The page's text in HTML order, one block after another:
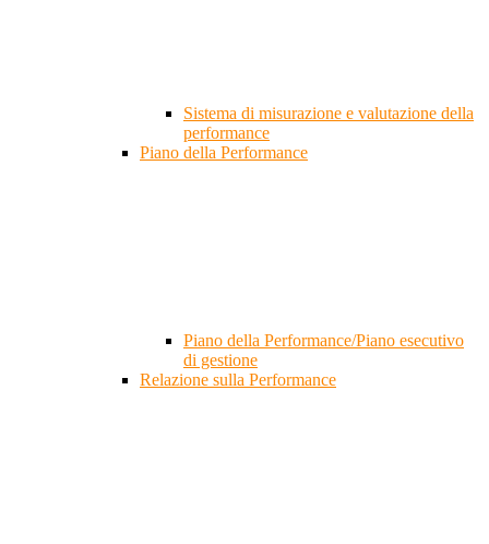
Sistema di misurazione e valutazione della
performance
Piano della Performance
Piano della Performance/Piano esecutivo
di gestione
Relazione sulla Performance